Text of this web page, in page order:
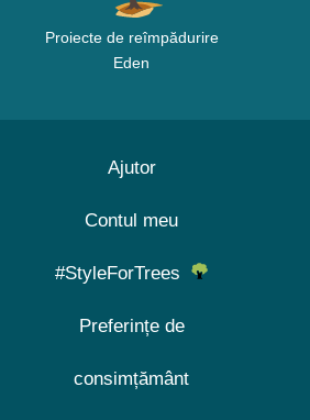
Proiecte de reîmpădurire
Eden
Ajutor
Contul meu
#StyleForTrees
Preferințe de
consimțământ